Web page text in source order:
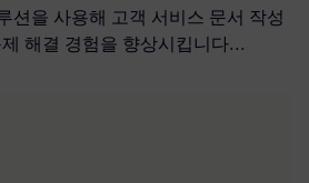
션을 사용해 고객 서비스 문서 작성
해결 경험을 향상시킵니다...